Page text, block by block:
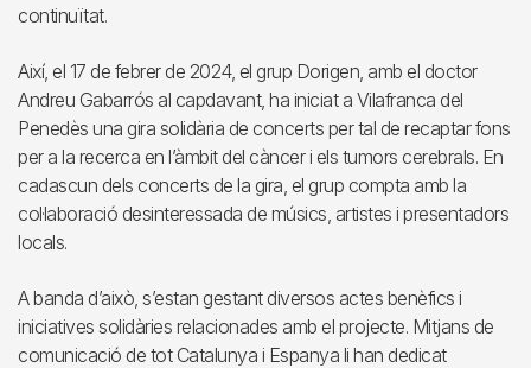
continuïtat.
Així, el 17 de febrer de 2024, el grup Dorigen, amb el doctor
Andreu Gabarrós al capdavant, ha iniciat a Vilafranca del
Penedès una gira solidària de concerts per tal de recaptar fons
per a la recerca en l’àmbit del càncer i els tumors cerebrals. En
cadascun dels concerts de la gira, el grup compta amb la
col·laboració desinteressada de músics, artistes i presentadors
locals.
A banda d’això, s’estan gestant diversos actes benèfics i
iniciatives solidàries relacionades amb el projecte. Mitjans de
comunicació de tot Catalunya i Espanya li han dedicat